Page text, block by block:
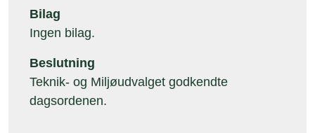
Bilag
Ingen bilag.
Beslutning
Teknik- og Miljøudvalget godkendte
dagsordenen.